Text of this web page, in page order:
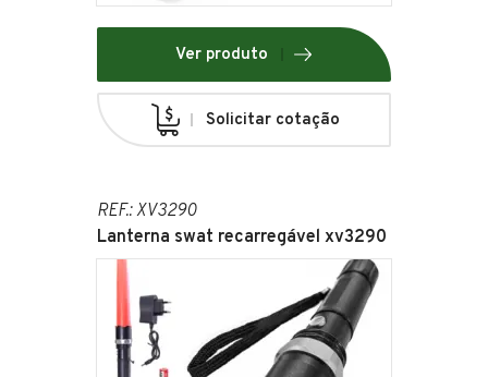
Ver produto
Solicitar cotação
REF.: XV3290
Lanterna swat recarregável xv3290